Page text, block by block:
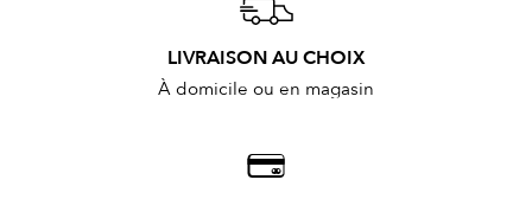
LIVRAISON AU CHOIX
À domicile ou en magasin